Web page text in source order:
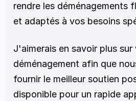
rendre les déménagements
et adaptés à vos besoins
J'aimerais en savoir plus
déménagement afin que
fournir le meilleur soutien
disponible pour un rapide